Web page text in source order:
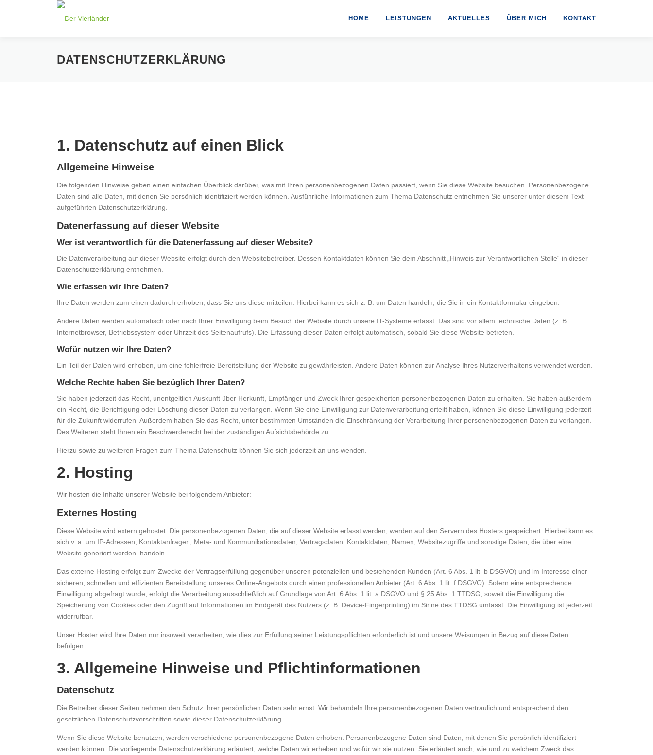
HOME LEISTUNGEN AKTUELLES ÜBER MICH KONTAKT
DATENSCHUTZERKLÄRUNG
1. Datenschutz auf einen Blick
Allgemeine Hinweise
Die folgenden Hinweise geben einen einfachen Überblick darüber, was mit Ihren personenbezogenen Daten passiert, wenn Sie diese Website besuchen. Personenbezogene
Daten sind alle Daten, mit denen Sie persönlich identifiziert werden können. Ausführliche Informationen zum Thema Datenschutz entnehmen Sie unserer unter diesem Text
aufgeführten Datenschutzerklärung.
Datenerfassung auf dieser Website
Wer ist verantwortlich für die Datenerfassung auf dieser Website?
Die Datenverarbeitung auf dieser Website erfolgt durch den Websitebetreiber. Dessen Kontaktdaten können Sie dem Abschnitt „Hinweis zur Verantwortlichen Stelle“ in dieser
Datenschutzerklärung entnehmen.
Wie erfassen wir Ihre Daten?
Ihre Daten werden zum einen dadurch erhoben, dass Sie uns diese mitteilen. Hierbei kann es sich z. B. um Daten handeln, die Sie in ein Kontaktformular eingeben.
Andere Daten werden automatisch oder nach Ihrer Einwilligung beim Besuch der Website durch unsere IT-Systeme erfasst. Das sind vor allem technische Daten (z. B.
Internetbrowser, Betriebssystem oder Uhrzeit des Seitenaufrufs). Die Erfassung dieser Daten erfolgt automatisch, sobald Sie diese Website betreten.
Wofür nutzen wir Ihre Daten?
Ein Teil der Daten wird erhoben, um eine fehlerfreie Bereitstellung der Website zu gewährleisten. Andere Daten können zur Analyse Ihres Nutzerverhaltens verwendet werden.
Welche Rechte haben Sie bezüglich Ihrer Daten?
Sie haben jederzeit das Recht, unentgeltlich Auskunft über Herkunft, Empfänger und Zweck Ihrer gespeicherten personenbezogenen Daten zu erhalten. Sie haben außerdem
ein Recht, die Berichtigung oder Löschung dieser Daten zu verlangen. Wenn Sie eine Einwilligung zur Datenverarbeitung erteilt haben, können Sie diese Einwilligung jederzeit
für die Zukunft widerrufen. Außerdem haben Sie das Recht, unter bestimmten Umständen die Einschränkung der Verarbeitung Ihrer personenbezogenen Daten zu verlangen.
Des Weiteren steht Ihnen ein Beschwerderecht bei der zuständigen Aufsichtsbehörde zu.
Hierzu sowie zu weiteren Fragen zum Thema Datenschutz können Sie sich jederzeit an uns wenden.
2. Hosting
Wir hosten die Inhalte unserer Website bei folgendem Anbieter:
Externes Hosting
Diese Website wird extern gehostet. Die personenbezogenen Daten, die auf dieser Website erfasst werden, werden auf den Servern des Hosters gespeichert. Hierbei kann es
sich v. a. um IP-Adressen, Kontaktanfragen, Meta- und Kommunikationsdaten, Vertragsdaten, Kontaktdaten, Namen, Websitezugriffe und sonstige Daten, die über eine
Website generiert werden, handeln.
Das externe Hosting erfolgt zum Zwecke der Vertragserfüllung gegenüber unseren potenziellen und bestehenden Kunden (Art. 6 Abs. 1 lit. b DSGVO) und im Interesse einer
sicheren, schnellen und effizienten Bereitstellung unseres Online-Angebots durch einen professionellen Anbieter (Art. 6 Abs. 1 lit. f DSGVO). Sofern eine entsprechende
Einwilligung abgefragt wurde, erfolgt die Verarbeitung ausschließlich auf Grundlage von Art. 6 Abs. 1 lit. a DSGVO und § 25 Abs. 1 TTDSG, soweit die Einwilligung die
Speicherung von Cookies oder den Zugriff auf Informationen im Endgerät des Nutzers (z. B. Device-Fingerprinting) im Sinne des TTDSG umfasst. Die Einwilligung ist jederzeit
widerrufbar.
Unser Hoster wird Ihre Daten nur insoweit verarbeiten, wie dies zur Erfüllung seiner Leistungspflichten erforderlich ist und unsere Weisungen in Bezug auf diese Daten
befolgen.
3. Allgemeine Hinweise und Pflicht­informationen
Datenschutz
Die Betreiber dieser Seiten nehmen den Schutz Ihrer persönlichen Daten sehr ernst. Wir behandeln Ihre personenbezogenen Daten vertraulich und entsprechend den
gesetzlichen Datenschutzvorschriften sowie dieser Datenschutzerklärung.
Wenn Sie diese Website benutzen, werden verschiedene personenbezogene Daten erhoben. Personenbezogene Daten sind Daten, mit denen Sie persönlich identifiziert
werden können. Die vorliegende Datenschutzerklärung erläutert, welche Daten wir erheben und wofür wir sie nutzen. Sie erläutert auch, wie und zu welchem Zweck das